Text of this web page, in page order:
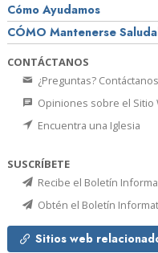
Cómo Ayudamos
CÓMO Mantenerse
CONTÁCTANOS
¿Preguntas? Contáctanos
Opiniones sobre el Sitio
Encuentra una Iglesia
SUSCRÍBETE
Recibe el Boletín
Obtén el Boletín
Sitios web